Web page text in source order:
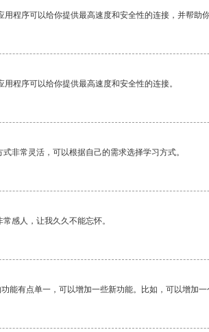
用程序可以给你提供最高速度和安全性的连接，并帮助
用程序可以给你提供最高速度和安全性的连接。
非常灵活，可以根据自己的需求选择学习方式。
感人，让我久久不能忘怀。
能有点单一，可以增加一些新功能。比如，可以增加